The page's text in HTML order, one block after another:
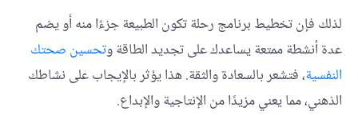
لذلك فإن تخطيط برنامج رحلة تكون الطبيعة جزءًا منه أو يضم
عدة أنشطة ممتعة يساعدك على تجديد الطاقة وتحسين صحتك
النفسية، فتشعر بالسعادة والثقة. هذا يؤثر بالإيجاب على نشاطك
الذهني، مما يعني مزيدًا من الإنتاجية والإبداع.